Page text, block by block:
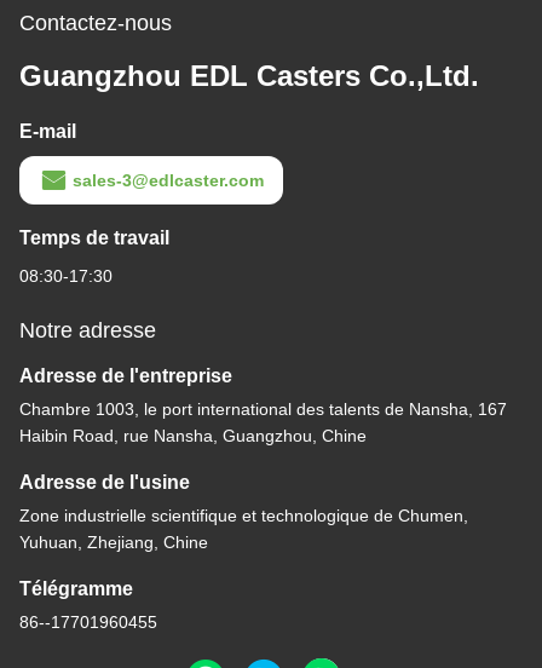
Contactez-nous
Guangzhou EDL Casters Co.,Ltd.
E-mail
sales-3@edlcaster.com
Temps de travail
08:30-17:30
Notre adresse
Adresse de l'entreprise
Chambre 1003, le port international des talents de Nansha, 167
Haibin Road, rue Nansha, Guangzhou, Chine
Adresse de l'usine
Zone industrielle scientifique et technologique de Chumen,
Yuhuan, Zhejiang, Chine
Télégramme
86--17701960455